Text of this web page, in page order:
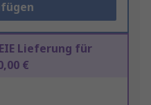
Lieferung für
€